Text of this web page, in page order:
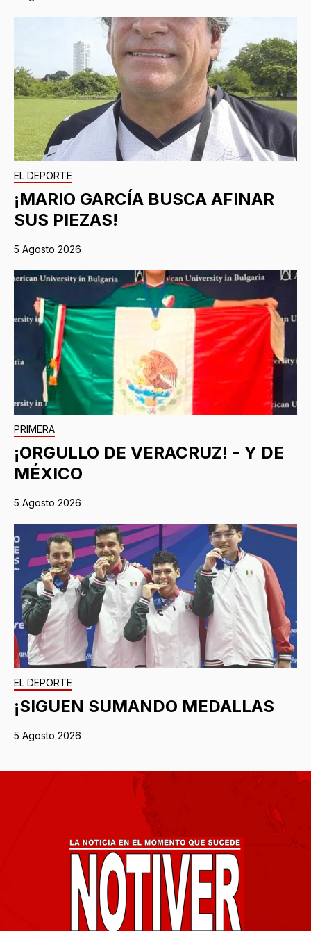
EL DEPORTE
¡MARIO GARCÍA BUSCA AFINAR
SUS PIEZAS!
5 Agosto 2026
PRIMERA
¡ORGULLO DE VERACRUZ! - Y DE
MÉXICO
5 Agosto 2026
EL DEPORTE
¡SIGUEN SUMANDO MEDALLAS
5 Agosto 2026